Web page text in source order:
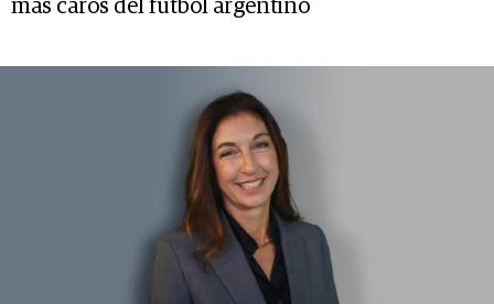
más caros del fútbol argentino